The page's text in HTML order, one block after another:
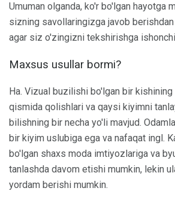
Umuman olganda, ko'r bo'lgan hayotga
sizning savollaringizga javob
agar siz o'zingizni tekshirishga
Maxsus usullar bormi?
Ha. Vizual buzilishi bo'lgan bir
qismida qolishlari va qaysi kiyimni
bilishning bir necha yo'li mavjud.
bir kiyim uslubiga ega va nafaqat ingl.
bo'lgan shaxs moda imtiyozlariga va
tanlashda davom etishi mumkin, lekin
yordam berishi mumkin.